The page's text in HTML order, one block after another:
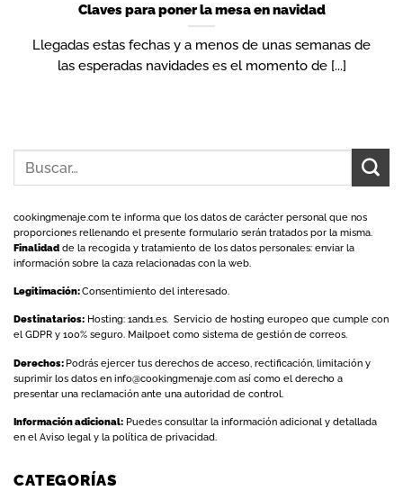
Claves para poner la mesa en navidad
Llegadas estas fechas y a menos de unas semanas de
las esperadas navidades es el momento de [...]
cookingmenaje.com te informa que los datos de carácter personal que nos
proporciones rellenando el presente formulario serán tratados por la misma.
Finalidad de la recogida y tratamiento de los datos personales: enviar la
información sobre la caza relacionadas con la web.
Legitimación:Consentimiento del interesado.
Destinatarios: Hosting: 1and1.es. Servicio de hosting europeo que cumple con
el GDPR y 100% seguro. Mailpoet como sistema de gestión de correos.
Derechos: Podrás ejercer tus derechos de acceso, rectificación, limitación y
suprimir los datos en info@cookingmenaje.com así como el derecho a
presentar una reclamación ante una autoridad de control.
Información adicional: Puedes consultar la información adicional y detallada
en el Aviso legal y la política de privacidad.
CATEGORÍAS